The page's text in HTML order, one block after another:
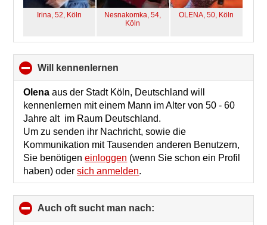
Irina, 52, Köln
Nesnakomka, 54,
Köln
OLENA, 50, Köln
will kennenlernen
to
collapse
contents
Olena aus der Stadt Köln, Deutschland will
kennenlernen mit einem Mann im Alter von 50 - 60
Jahre alt im Raum Deutschland.
Um zu senden ihr Nachricht, sowie die
Kommunikation mit Tausenden anderen Benutzern,
Sie benötigeneinloggen (wenn Sie schon ein Profil
haben) odersich anmelden.
Auch oft sucht man nach:
to